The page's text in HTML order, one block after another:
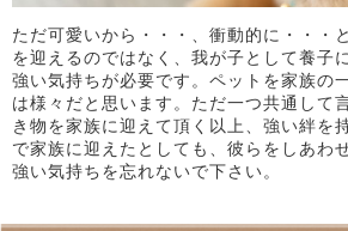
ただ可愛いから・・・、衝動的に・・・
を迎えるのではなく、我が子として養子
強い気持ちが必要です。ペットを家族の
は様々だと思います。ただ一つ共通して
き物を家族に迎えて頂く以上、強い絆を
で家族に迎えたとしても、彼らをしあわ
強い気持ちを忘れないで下さい。